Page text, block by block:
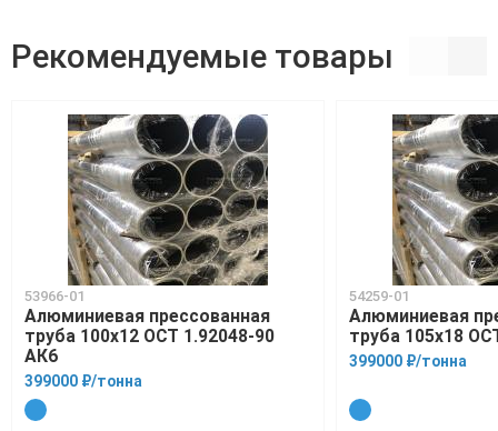
Рекомендуемые товары
53966-01
Алюминиевая прессованная
труба 100х12 ОСТ 1.92048-90
АК6
399000 ₽/тонна
54259-01
Алюминиевая
труба 105х18
399000 ₽/тонна